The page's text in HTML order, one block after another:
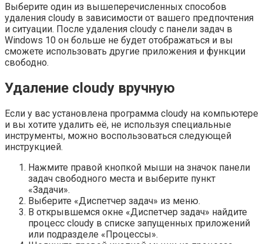
Выберите один из вышеперечисленных способов
удаления cloudy в зависимости от вашего предпочтения
и ситуации. После удаления cloudy с панели задач в
Windows 10 он больше не будет отображаться и вы
сможете использовать другие приложения и функции
свободно.
Удаление cloudy вручную
Если у вас установлена программа cloudy на компьютере
и вы хотите удалить её, не используя специальные
инструменты, можно воспользоваться следующей
инструкцией.
Нажмите правой кнопкой мыши на значок панели
задач свободного места и выберите пункт
«Задачи».
Выберите «Диспетчер задач» из меню.
В открывшемся окне «Диспетчер задач» найдите
процесс cloudy в списке запущенных приложений
или подразделе «Процессы».